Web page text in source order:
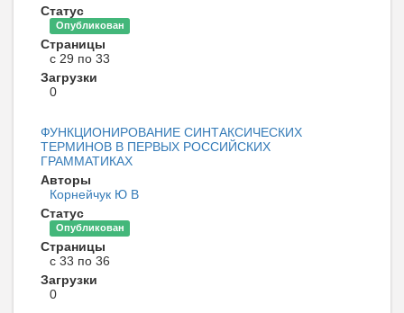
Статус
Опубликован
Страницы
с 29 по 33
Загрузки
0
ФУНКЦИОНИРОВАНИЕ СИНТАКСИЧЕСКИХ
ТЕРМИНОВ В ПЕРВЫХ РОССИЙСКИХ
ГРАММАТИКАХ
Авторы
Корнейчук Ю В
Статус
Опубликован
Страницы
с 33 по 36
Загрузки
0